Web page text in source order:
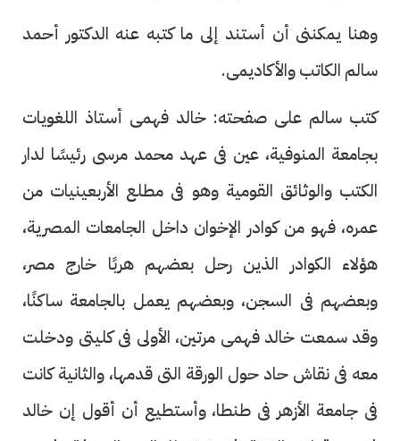
وهنا يمكننى أن أستند إلى ما كتبه عنه الدكتور أحمد
سالم الكاتب والأكاديمى.
كتب سالم على صفحته: خالد فهمى أستاذ اللغويات
بجامعة المنوفية، عين فى عهد محمد مرسى رئيسًا لدار
الكتب والوثائق القومية وهو فى مطلع الأربعينيات من
عمره، فهو من كوادر الإخوان داخل الجامعات المصرية،
هؤلاء الكوادر الذين رحل بعضهم هربًا خارج مصر،
وبعضهم فى السجن، وبعضهم يعمل بالجامعة ساكنًا،
وقد سمعت خالد فهمى مرتين، الأولى فى كليتى ودخلت
معه فى نقاش حاد حول الورقة التى قدمها، والثانية كانت
فى جامعة الأزهر فى طنطا، وأستطيع أن أقول إن خالد